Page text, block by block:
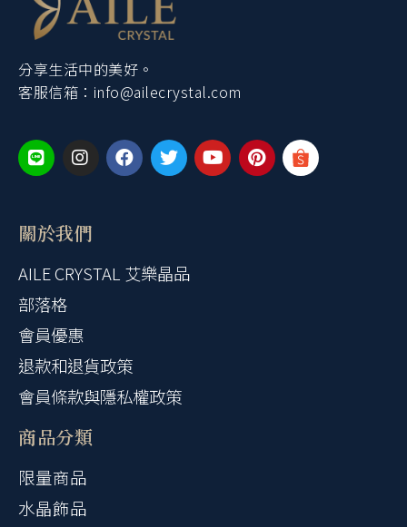
分享生活中的美好。
客服信箱： info@ailecrystal.com
關於我們
AILE CRYSTAL 艾樂晶品
部落格
會員優惠
退款和退貨政策
會員條款與隱私權政策
商品分類
限量商品
水晶飾品